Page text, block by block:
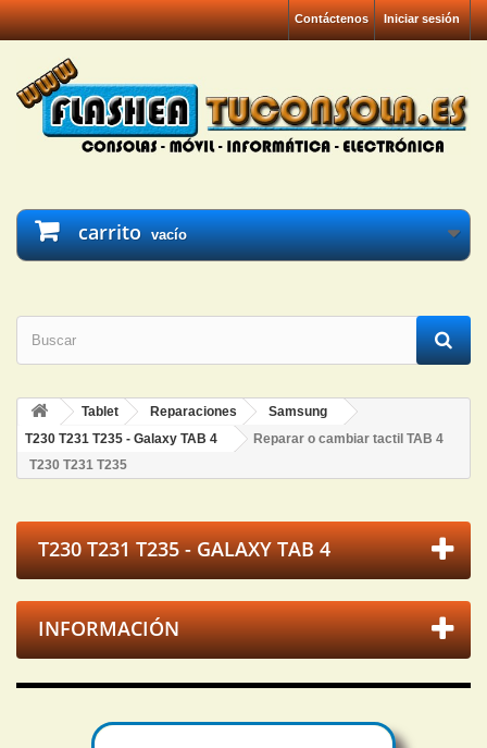
Iniciar sesión
Contáctenos
carrito vacío
Tablet Reparaciones
Samsung
T230 T231 T235 - Galaxy TAB 4
Reparar o cambiar tactil TAB 4
T230 T231 T235
T230 T231 T235 - GALAXY TAB 4
INFORMACIÓN